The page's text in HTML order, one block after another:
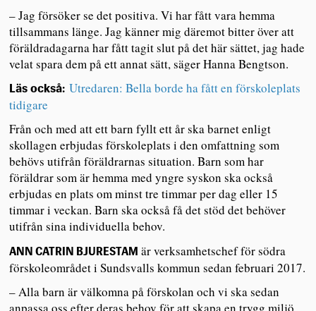
– Jag försöker se det positiva. Vi har fått vara hemma
tillsammans länge. Jag känner mig däremot bitter över att
föräldradagarna har fått tagit slut på det här sättet, jag hade
velat spara dem på ett annat sätt, säger Hanna Bengtson.
Läs också: Utredaren: Bella borde ha fått en förskoleplats
tidigare
Från och med att ett barn fyllt ett år ska barnet enligt
skollagen erbjudas förskoleplats i den omfattning som
behövs utifrån föräldrarnas situation. Barn som har
föräldrar som är hemma med yngre syskon ska också
erbjudas en plats om minst tre timmar per dag eller 15
timmar i veckan. Barn ska också få det stöd det behöver
utifrån sina individuella behov.
ANN CATRIN BJURESTAM är verksamhetschef för södra
förskoleområdet i Sundsvalls kommun sedan februari 2017.
– Alla barn är välkomna på förskolan och vi ska sedan